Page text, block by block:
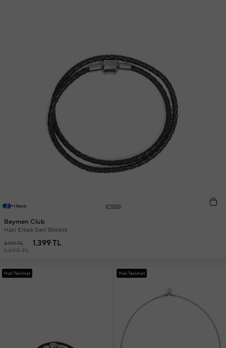
+1 Renk
Beymen Club
Haki Erkek Deri Bileklik
2.199 TL
1.699 TL
1.399 TL
Hızlı Teslimat Hızlı Teslimat